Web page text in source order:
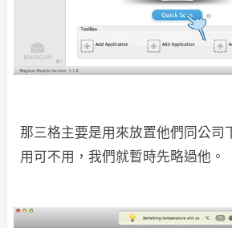
那三格主要是用來放置他們同公司
用可不用，我們就暫時先略過他。